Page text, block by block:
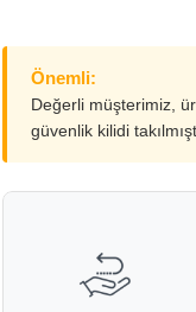
Önemli:
Değerli müşterimiz,
güvenlik kilidi